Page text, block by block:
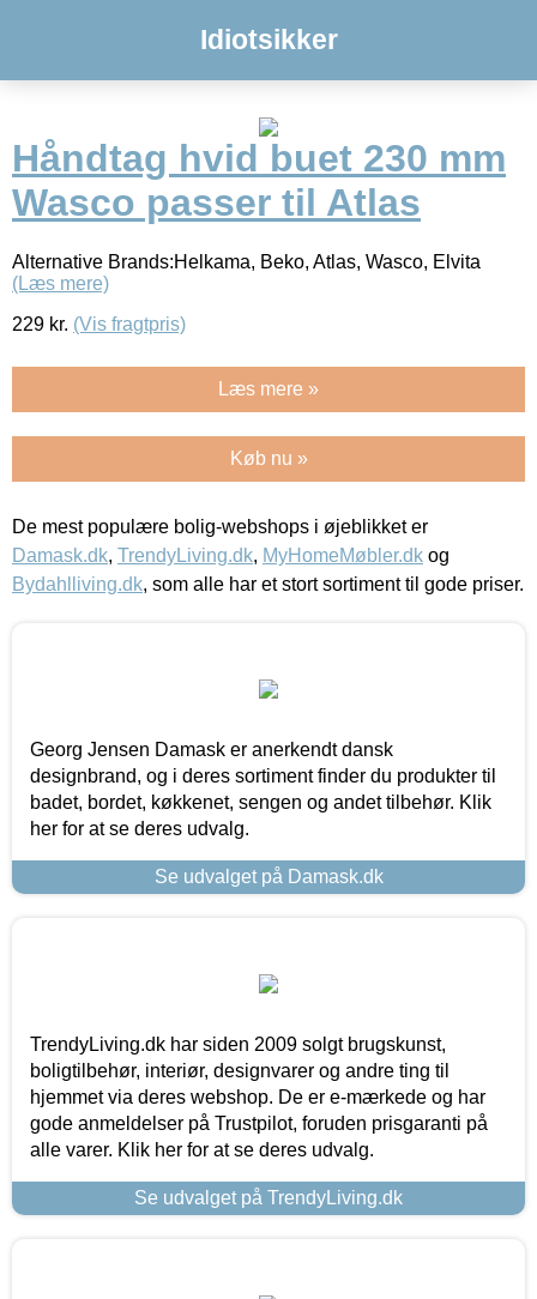
Idiotsikker
Håndtag hvid buet 230 mm
Wasco passer til Atlas
Alternative Brands:Helkama, Beko, Atlas, Wasco, Elvita
(Læs mere)
229 kr. (Vis fragtpris)
Læs mere »
Køb nu »
De mest populære bolig-webshops i øjeblikket er
Damask.dk, TrendyLiving.dk, MyHomeMøbler.dk og
Bydahlliving.dk, som alle har et stort sortiment til gode priser.
Georg Jensen Damask er anerkendt dansk
designbrand, og i deres sortiment finder du produkter til
badet, bordet, køkkenet, sengen og andet tilbehør. Klik
her for at se deres udvalg.
Se udvalget på Damask.dk
TrendyLiving.dk har siden 2009 solgt brugskunst,
boligtilbehør, interiør, designvarer og andre ting til
hjemmet via deres webshop. De er e-mærkede og har
gode anmeldelser på Trustpilot, foruden prisgaranti på
alle varer. Klik her for at se deres udvalg.
Se udvalget på TrendyLiving.dk